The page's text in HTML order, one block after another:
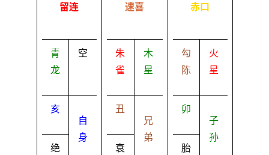
留连
青
龙
空
亥
绝
自
身
速喜
朱
雀
木
星
丑
衰
兄
弟
赤口
勾
陈
火
星
卯
胎
子
孙